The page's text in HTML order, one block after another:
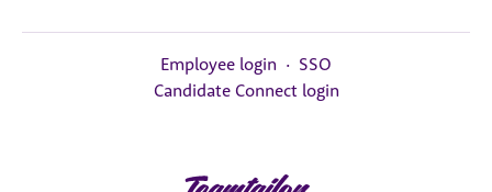
Employee login · SSO
Candidate Connect login